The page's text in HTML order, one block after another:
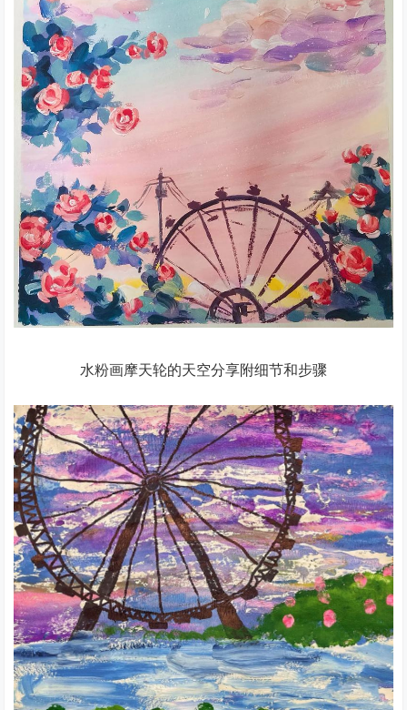
水粉画摩天轮的天空分享附细节和步骤